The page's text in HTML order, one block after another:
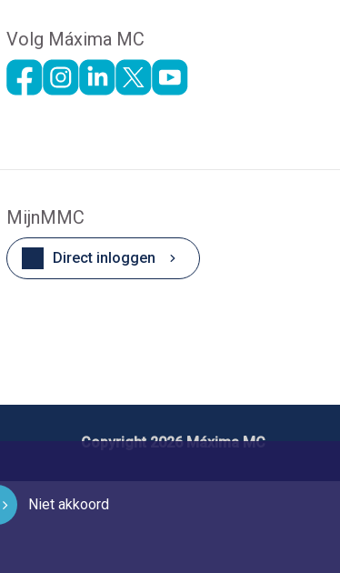
Volg Máxima MC
MijnMMC
Direct inloggen
Copyright 2026 Máxima MC
Niet akkoord